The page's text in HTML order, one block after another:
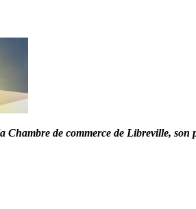
de commerce de Libreville, son